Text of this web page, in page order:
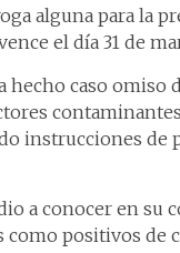
alguna para la
el día 31 de
hecho caso
instrucciones de
a conocer en su
positivos de